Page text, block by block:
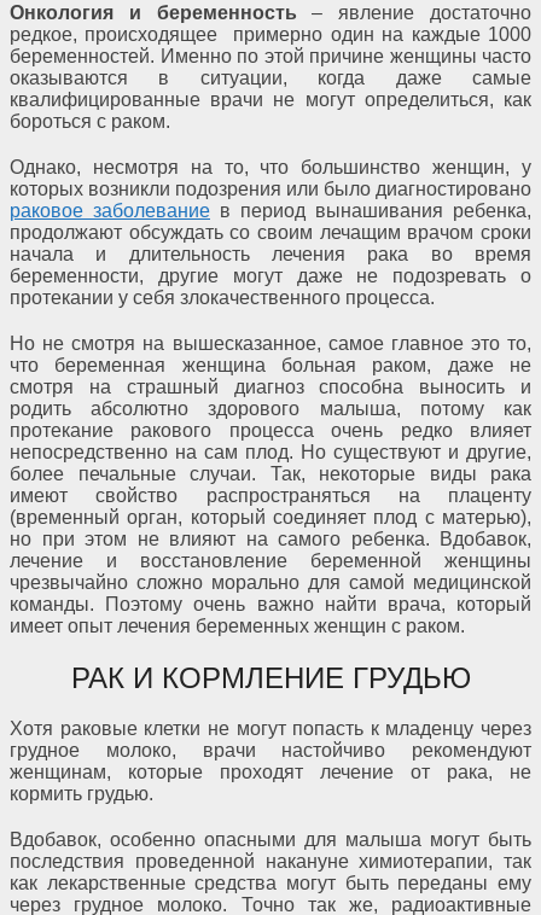
Онкология и беременность – явление достаточно
редкое, происходящее примерно один на каждые 1000
беременностей. Именно по этой причине женщины часто
оказываются в ситуации, когда даже самые
квалифицированные врачи не могут определиться, как
бороться с раком.
Однако, несмотря на то, что большинство женщин, у
которых возникли подозрения или было диагностировано
раковое заболевание в период вынашивания ребенка,
продолжают обсуждать со своим лечащим врачом сроки
начала и длительность лечения рака во время
беременности, другие могут даже не подозревать о
протекании у себя злокачественного процесса.
Но не смотря на вышесказанное, самое главное это то,
что беременная женщина больная раком, даже не
смотря на страшный диагноз способна выносить и
родить абсолютно здорового малыша, потому как
протекание ракового процесса очень редко влияет
непосредственно на сам плод. Но существуют и другие,
более печальные случаи. Так, некоторые виды рака
имеют свойство распространяться на плаценту
(временный орган, который соединяет плод с матерью),
но при этом не влияют на самого ребенка. Вдобавок,
лечение и восстановление беременной женщины
чрезвычайно сложно морально для самой медицинской
команды. Поэтому очень важно найти врача, который
имеет опыт лечения беременных женщин с раком.
РАК И КОРМЛЕНИЕ ГРУДЬЮ
Хотя раковые клетки не могут попасть к младенцу через
грудное молоко, врачи настойчиво рекомендуют
женщинам, которые проходят лечение от рака, не
кормить грудью.
Вдобавок, особенно опасными для малыша могут быть
последствия проведенной накануне химиотерапии, так
как лекарственные средства могут быть переданы ему
через грудное молоко. Точно так же, радиоактивные